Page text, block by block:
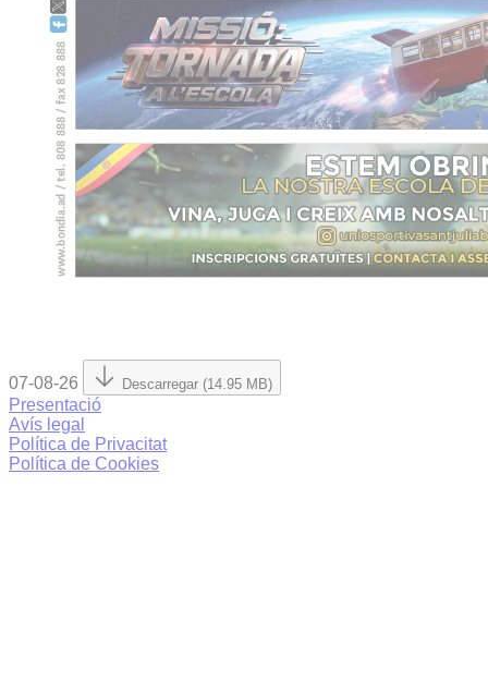
07-08-26 Descarregar (14.95 MB)
Presentació
Avís legal
Política de Privacitat
Política de Cookies